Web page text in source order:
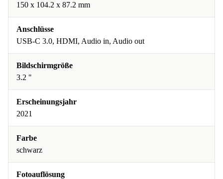
150 x 104.2 x 87.2 mm
Anschlüsse
USB-C 3.0, HDMI, Audio in, Audio out
Bildschirmgröße
3.2 "
Erscheinungsjahr
2021
Farbe
schwarz
Fotoauflösung